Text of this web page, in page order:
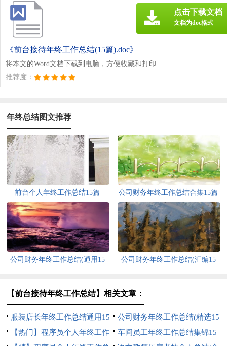
《前台接待年终工作总结(15篇).doc》
将本文的Word文档下载到电脑，方便收藏和打印
推荐度：
点击下载文档
文档为doc格式
年终总结图文推荐
前台个人年终工作总结15篇 公司财务年终工作总结合集15篇
公司财务年终工作总结(通用15
公司财务年终工作总结(汇编15
【前台接待年终工作总结】相关文章：
服装店长年终工作总结通用15
篇
公司财务年终工作总结(精选15
篇)
【热门】程序员个人年终工作
车间员工年终工作总结集锦15